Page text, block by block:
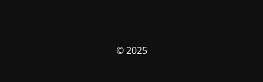
© 2025